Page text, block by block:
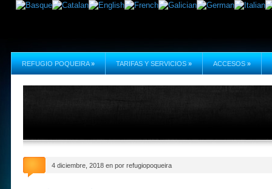
REFUGIO POQUEIRA » TARIFAS Y SERVICIOS » ACCESOS »
4 diciembre, 2018 en por refugiopoqueira